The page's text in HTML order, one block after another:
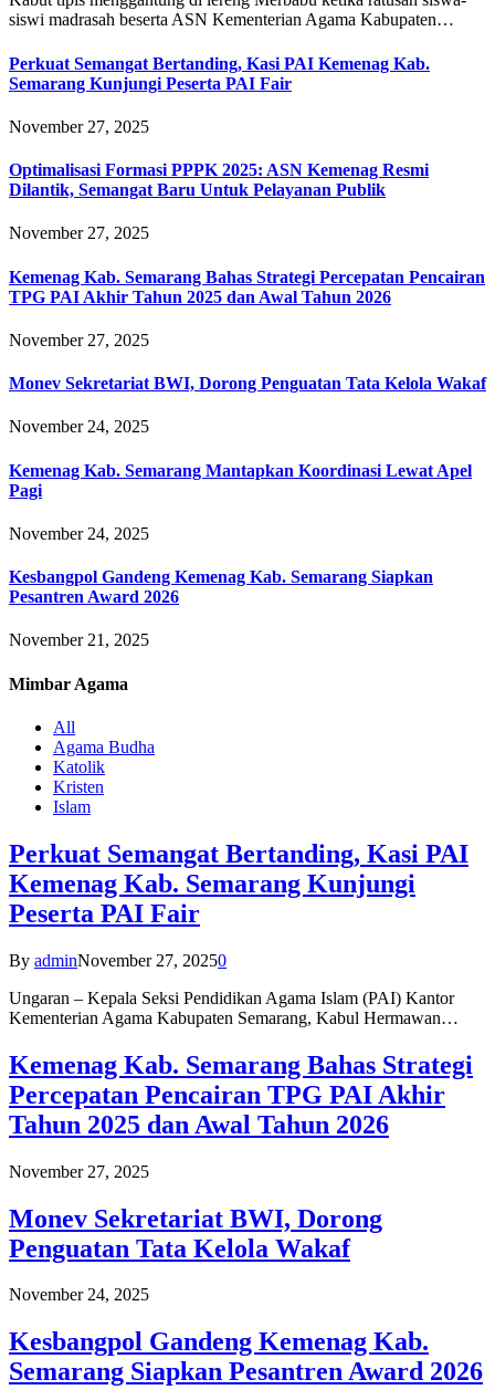
siswi madrasah beserta ASN Kementerian Agama Kabupaten…
Perkuat Semangat Bertanding, Kasi PAI Kemenag Kab.
Semarang Kunjungi Peserta PAI Fair
November 27, 2025
Optimalisasi Formasi PPPK 2025: ASN Kemenag Resmi
Dilantik, Semangat Baru Untuk Pelayanan Publik
November 27, 2025
Kemenag Kab. Semarang Bahas Strategi Percepatan Pencairan
TPG PAI Akhir Tahun 2025 dan Awal Tahun 2026
November 27, 2025
Monev Sekretariat BWI, Dorong Penguatan Tata Kelola Wakaf
November 24, 2025
Kemenag Kab. Semarang Mantapkan Koordinasi Lewat Apel
Pagi
November 24, 2025
Kesbangpol Gandeng Kemenag Kab. Semarang Siapkan
Pesantren Award 2026
November 21, 2025
Mimbar Agama
All
Agama Budha
Katolik
Kristen
Islam
Perkuat Semangat Bertanding, Kasi PAI
Kemenag Kab. Semarang Kunjungi
Peserta PAI Fair
By adminNovember 27, 20250
Ungaran – Kepala Seksi Pendidikan Agama Islam (PAI) Kantor
Kementerian Agama Kabupaten Semarang, Kabul Hermawan…
Kemenag Kab. Semarang Bahas Strategi
Percepatan Pencairan TPG PAI Akhir
Tahun 2025 dan Awal Tahun 2026
November 27, 2025
Monev Sekretariat BWI, Dorong
Penguatan Tata Kelola Wakaf
November 24, 2025
Kesbangpol Gandeng Kemenag Kab.
Semarang Siapkan Pesantren Award 2026